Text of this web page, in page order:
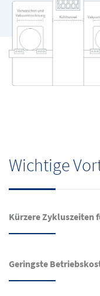
Wichtige
Kürzere Zykluszeiten
Geringste